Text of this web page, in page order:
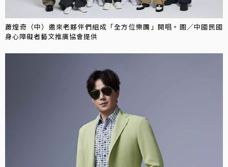
蕭煌奇（中）邀來老夥伴們組成「全方位樂團」開唱。圖／中國民國
身心障礙者藝文推廣協會提供